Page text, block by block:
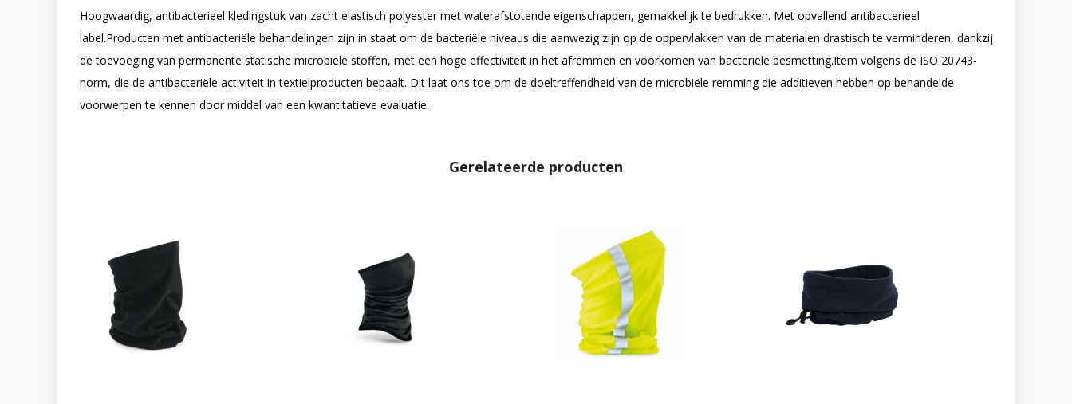
Hoogwaardig, antibacterieel kledingstuk van zacht elastisch polyester met waterafstotende eigenschappen, gemakkelijk te bedrukken. Met opvallend antibacterieel
label.Producten met antibacteriële behandelingen zijn in staat om de bacteriële niveaus die aanwezig zijn op de oppervlakken van de materialen drastisch te verminderen, dankzij
de toevoeging van permanente statische microbiële stoffen, met een hoge effectiviteit in het afremmen en voorkomen van bacteriële besmetting.Item volgens de ISO 20743-
norm, die de antibacteriële activiteit in textielproducten bepaalt. Dit laat ons toe om de doeltreffendheid van de microbiële remming die additieven hebben op behandelde
voorwerpen te kennen door middel van een kwantitatieve evaluatie.
Gerelateerde producten